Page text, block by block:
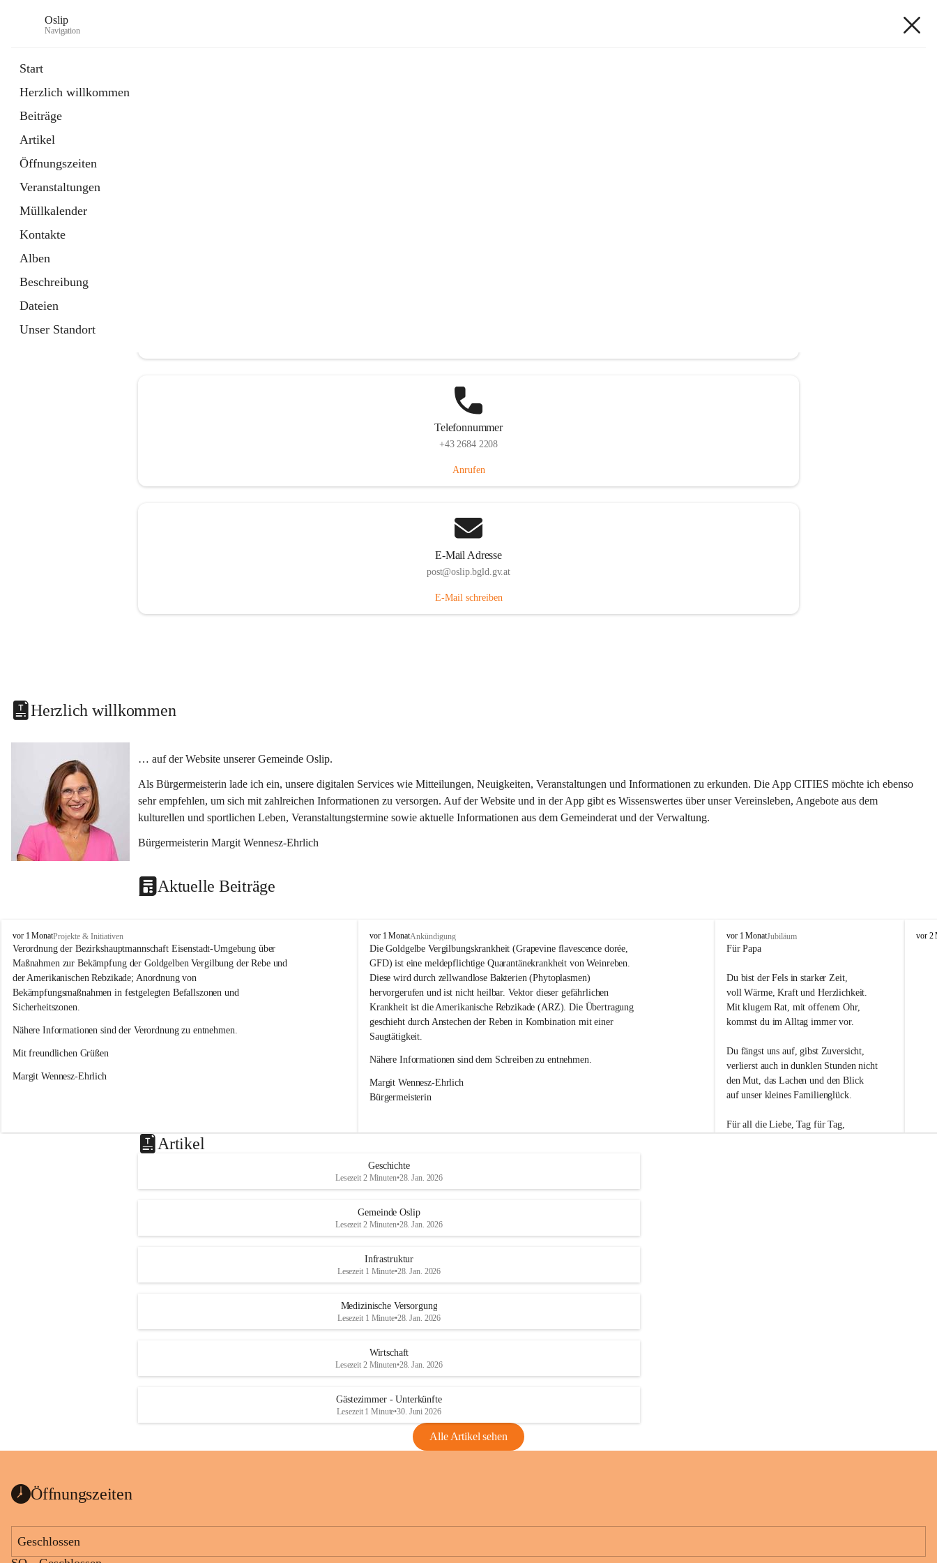
Oslip
Navigation
Start
Herzlich willkommen
Beiträge
Artikel
Öffnungszeiten
Veranstaltungen
Müllkalender
Kontakte
Alben
Beschreibung
Dateien
Unser Standort
Telefonnummer
+43 2684 2208
Anrufen
E-Mail Adresse
post@oslip.bgld.gv.at
E-Mail schreiben
Herzlich willkommen
… auf der Website unserer Gemeinde Oslip.
Als Bürgermeisterin lade ich ein, unsere digitalen Services wie Mitteilungen, Neuigkeiten, Veranstaltungen und Informationen zu erkunden. Die App CITIES möchte ich ebenso
sehr empfehlen, um sich mit zahlreichen Informationen zu versorgen. Auf der Website und in der App gibt es Wissenswertes über unser Vereinsleben, Angebote aus dem
kulturellen und sportlichen Leben, Veranstaltungstermine sowie aktuelle Informationen aus dem Gemeinderat und der Verwaltung.
Bürgermeisterin Margit Wennesz-Ehrlich
Aktuelle Beiträge
O
s
l
i
p
vor 1 MonatProjekte & Initiativen
Verordnung der Bezirkshauptmannschaft Eisenstadt-Umgebung über
Maßnahmen zur Bekämpfung der Goldgelben Vergilbung der Rebe und
der Amerikanischen Rebzikade; Anordnung von
Bekämpfungsmaßnahmen in festgelegten Befallszonen und
Sicherheitszonen.
Nähere Informationen sind der Verordnung zu entnehmen.
Mit freundlichen Grüßen
Margit Wennesz-Ehrlich
O
s
l
i
p
vor 1 MonatAnkündigung
Die Goldgelbe Vergilbungskrankheit (Grapevine flavescence dorée,
GFD) ist eine meldepflichtige Quarantänekrankheit von Weinreben.
Diese wird durch zellwandlose Bakterien (Phytoplasmen)
hervorgerufen und ist nicht heilbar. Vektor dieser gefährlichen
Krankheit ist die Amerikanische Rebzikade (ARZ). Die Übertragung
geschieht durch Anstechen der Reben in Kombination mit einer
Saugtätigkeit.
Nähere Informationen sind dem Schreiben zu entnehmen.
Margit Wennesz-Ehrlich
Bürgermeisterin
O
s
i
vor 1 MonatJubiläum
Für Papa
Du bist der Fels in starker Zeit,
voll Wärme, Kraft und Herzlichkeit.
Mit klugem Rat, mit offenem Ohr,
kommst du im Alltag immer vor.
Du fängst uns auf, gibst Zuversicht,
verlierst auch in dunklen Stunden nicht
den Mut, das Lachen und den Blick
auf unser kleines Familienglück.
Für all die Liebe, Tag für Tag,
O
vor 2
Artikel
Geschichte
Lesezeit 2 Minuten•28. Jan. 2026
Gemeinde Oslip
Lesezeit 2 Minuten•28. Jan. 2026
Infrastruktur
Lesezeit 1 Minute•28. Jan. 2026
Medizinische Versorgung
Lesezeit 1 Minute•28. Jan. 2026
Wirtschaft
Lesezeit 2 Minuten•28. Jan. 2026
Gästezimmer - Unterkünfte
Lesezeit 1 Minute•30. Juni 2026
Alle Artikel sehen
Öffnungszeiten
Geschlossen